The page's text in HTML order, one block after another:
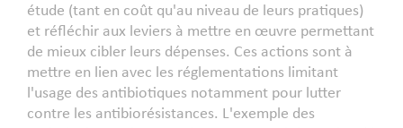
étude (tant en coût qu'au niveau de leurs pratiques)
et réfléchir aux leviers à mettre en œuvre permettant
de mieux cibler leurs dépenses. Ces actions sont à
mettre en lien avec les réglementations limitant
l'usage des antibiotiques notamment pour lutter
contre les antibiorésistances. L'exemple des